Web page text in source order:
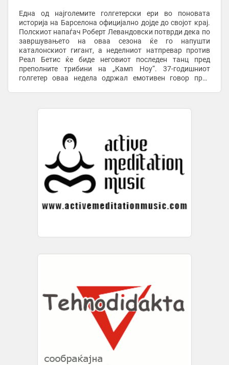
Една од најголемите голгетерски ери во поновата
историја на Барселона официјално дојде до својот крај.
Полскиот напаѓач Роберт Левандовски потврди дека по
завршувањето на оваа сезона ќе го напушти
каталонскиот гигант, а неделниот натпревар против
Реал Бетис ќе биде неговиот последен танц пред
преполните трибини на „Камп Ноу“. 37-годишниот
голгетер оваа недела одржал емотивен говор пред